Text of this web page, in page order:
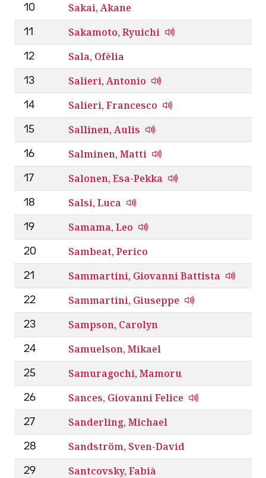
10 Sakai, Akane
11 Sakamoto, Ryuichi
12 Sala, Ofèlia
13 Salieri, Antonio
14 Salieri, Francesco
15 Sallinen, Aulis
16 Salminen, Matti
17 Salonen, Esa-Pekka
18 Salsi, Luca
19 Samama, Leo
20 Sambeat, Perico
21 Sammartini, Giovanni Battista
22 Sammartini, Giuseppe
23 Sampson, Carolyn
24 Samuelson, Mikael
25 Samuragochi, Mamoru
26 Sances, Giovanni Felice
27 Sanderling, Michael
28 Sandström, Sven-David
29 Santcovsky, Fabià